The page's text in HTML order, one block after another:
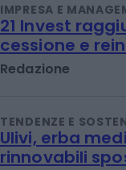
IMPRESA E
21 Invest
cessione e
Redazione
TENDENZE E
Ulivi, erba
rinnovabili